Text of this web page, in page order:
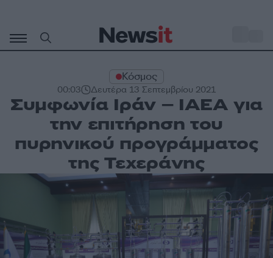
περιεχόμενο
Κόσμος
00:03 Δευτέρα 13 Σεπτεμβρίου 2021
Συμφωνία Ιράν – ΙΑΕΑ για
την επιτήρηση του
πυρηνικού προγράμματος
της Τεχεράνης